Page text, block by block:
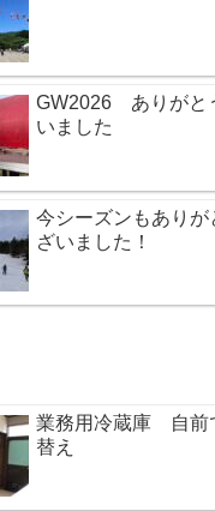
GW2026 ありがと
いました
今シーズンもありが
ざいました！
業務用冷蔵庫 自前
替え